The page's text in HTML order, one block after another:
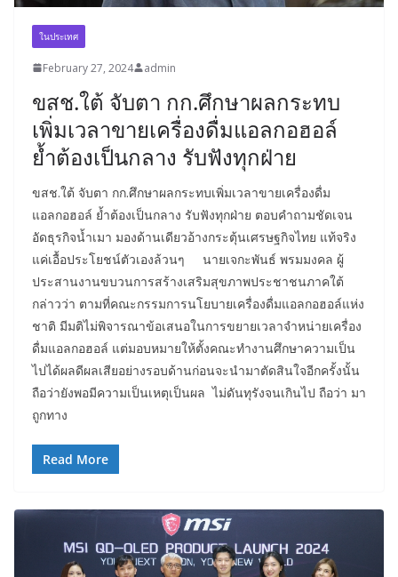
ในประเทศ
February 27, 2024 admin
ขสช.ใต้ จับตา กก.ศึกษาผลกระทบ
เพิ่มเวลาขายเครื่องดื่มแอลกอฮอล์
ย้ำต้องเป็นกลาง รับฟังทุกฝ่าย
ขสช.ใต้ จับตา กก.ศึกษาผลกระทบเพิ่มเวลาขายเครื่องดื่ม
แอลกอฮอล์ ย้ำต้องเป็นกลาง รับฟังทุกฝ่าย ตอบคำถามชัดเจน
อัดธุรกิจน้ำเมา มองด้านเดียวอ้างกระตุ้นเศรษฐกิจไทย แท้จริง
แค่เอื้อประโยชน์ตัวเองล้วนๆ นายเจกะพันธ์ พรมมงคล ผู้
ประสานงานขบวนการสร้างเสริมสุขภาพประชาชนภาคใต้
กล่าวว่า ตามที่คณะกรรมการนโยบายเครื่องดื่มแอลกอฮอล์แห่ง
ชาติ มีมติไม่พิจารณาข้อเสนอในการขยายเวลาจำหน่ายเครื่อง
ดื่มแอลกอฮอล์ แต่มอบหมายให้ตั้งคณะทำงานศึกษาความเป็น
ไปได้ผลดีผลเสียอย่างรอบด้านก่อนจะนำมาตัดสินใจอีกครั้งนั้น
ถือว่ายังพอมีความเป็นเหตุเป็นผล ไม่ดันทุรังจนเกินไป ถือว่า มา
ถูกทาง
Read More